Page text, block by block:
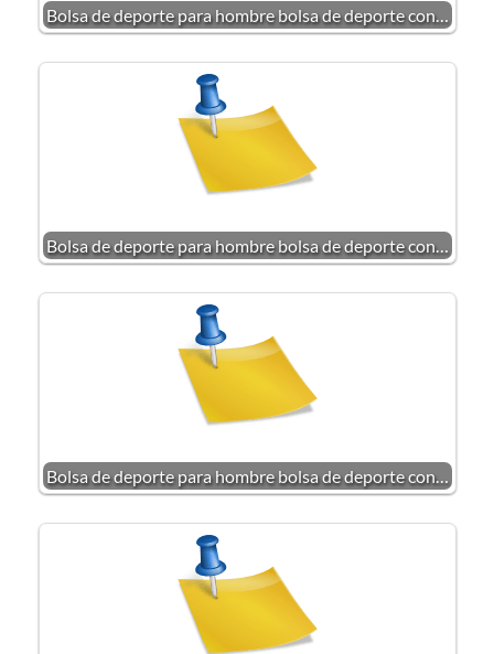
Bolsa de deporte para hombre bolsa de deporte con…
Bolsa de deporte para hombre bolsa de deporte con…
Bolsa de deporte para hombre bolsa de deporte con…